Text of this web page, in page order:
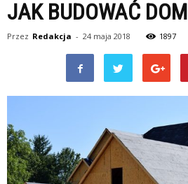
JAK BUDOWAĆ DOM
Przez Redakcja - 24 maja 2018 1897